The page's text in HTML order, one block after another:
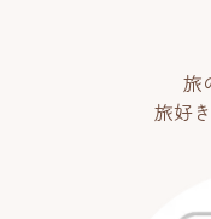
旅
旅好